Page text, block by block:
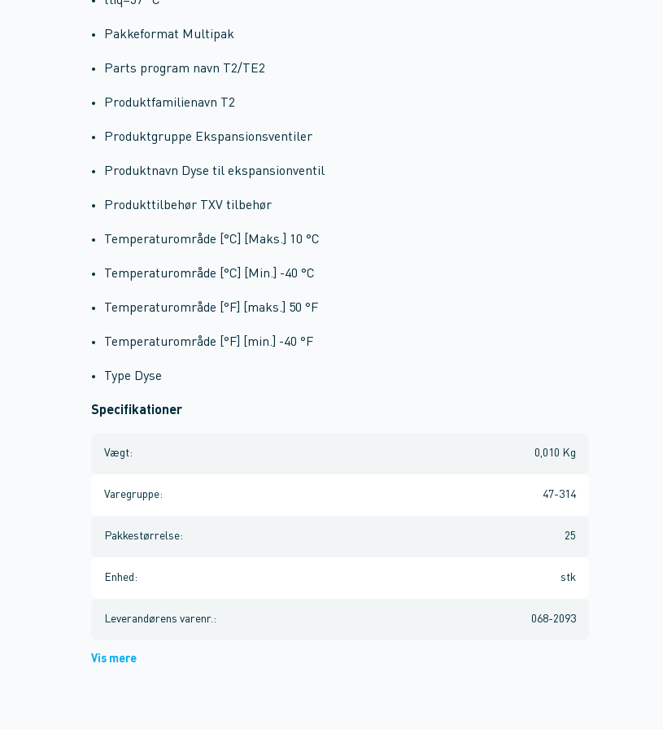
Pakkeformat Multipak
Parts program navn T2/TE2
Produktfamilienavn T2
Produktgruppe Ekspansionsventiler
Produktnavn Dyse til ekspansionventil
Produkttilbehør TXV tilbehør
Temperaturområde [°C] [Maks.] 10 °C
Temperaturområde [°C] [Min.] -40 °C
Temperaturområde [°F] [maks.] 50 °F
Temperaturområde [°F] [min.] -40 °F
Type Dyse
Specifikationer
Vægt: 0,010 Kg
Varegruppe: 47-314
Pakkestørrelse: 25
Enhed : stk
Leverandørens varenr. : 068-2093
Vis mere